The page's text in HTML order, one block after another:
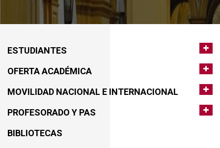
ESTUDIANTES
OFERTA ACADÉMICA
MOVILIDAD NACIONAL E INTERNACIONAL
PROFESORADO Y PAS
BIBLIOTECAS